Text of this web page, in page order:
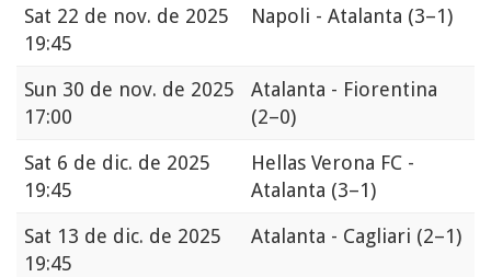
Sat 22 de nov. de 2025
19:45
Napoli - Atalanta (3–1)
Sun 30 de nov. de 2025
17:00
Atalanta - Fiorentina
(2–0)
Sat 6 de dic. de 2025
19:45
Hellas Verona FC -
Atalanta (3–1)
Sat 13 de dic. de 2025
19:45
Atalanta - Cagliari (2–1)